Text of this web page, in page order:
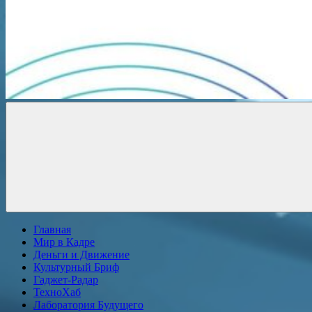
Главная
Мир в Кадре
Деньги и Движение
Культурный Бриф
Гаджет-Радар
ТехноХаб
Лаборатория Будущего